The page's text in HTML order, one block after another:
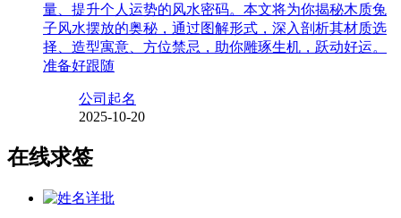
量、提升个人运势的风水密码。本文将为你揭秘木质兔
子风水摆放的奥秘，通过图解形式，深入剖析其材质选
择、造型寓意、方位禁忌，助你雕琢生机，跃动好运。
准备好跟随
公司起名
2025-10-20
在线求签